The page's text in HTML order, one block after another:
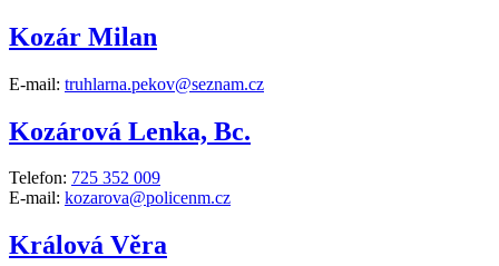
Kozár Milan
E-mail: truhlarna.pekov@seznam.cz
Kozárová Lenka, Bc.
Telefon: 725 352 009
E-mail: kozarova@policenm.cz
Králová Věra